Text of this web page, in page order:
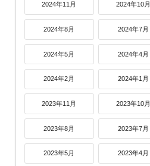
2024年11月 2024年10月
2024年8月 2024年7月
2024年5月 2024年4月
2024年2月 2024年1月
2023年11月 2023年10月
2023年8月 2023年7月
2023年5月 2023年4月